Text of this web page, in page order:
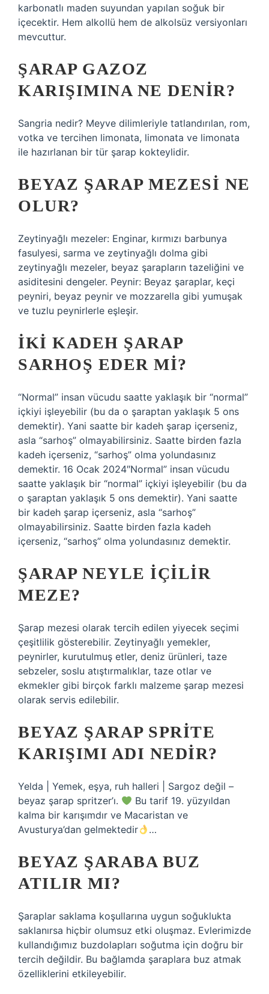
karbonatlı maden suyundan yapılan soğuk bir
içecektir. Hem alkollü hem de alkolsüz versiyonları
mevcuttur.
ŞARAP GAZOZ
KARIŞIMINA NE DENIR?
Sangria nedir? Meyve dilimleriyle tatlandırılan, rom,
votka ve tercihen limonata, limonata ve limonata
ile hazırlanan bir tür şarap kokteylidir.
BEYAZ ŞARAP MEZESI NE
OLUR?
Zeytinyağlı mezeler: Enginar, kırmızı barbunya
fasulyesi, sarma ve zeytinyağlı dolma gibi
zeytinyağlı mezeler, beyaz şarapların tazeliğini ve
asiditesini dengeler. Peynir: Beyaz şaraplar, keçi
peyniri, beyaz peynir ve mozzarella gibi yumuşak
ve tuzlu peynirlerle eşleşir.
İKI KADEH ŞARAP
SARHOŞ EDER MI?
“Normal” insan vücudu saatte yaklaşık bir “normal”
içkiyi işleyebilir (bu da o şaraptan yaklaşık 5 ons
demektir). Yani saatte bir kadeh şarap içerseniz,
asla “sarhoş” olmayabilirsiniz. Saatte birden fazla
kadeh içerseniz, “sarhoş” olma yolundasınız
demektir. 16 Ocak 2024″Normal” insan vücudu
saatte yaklaşık bir “normal” içkiyi işleyebilir (bu da
o şaraptan yaklaşık 5 ons demektir). Yani saatte
bir kadeh şarap içerseniz, asla “sarhoş”
olmayabilirsiniz. Saatte birden fazla kadeh
içerseniz, “sarhoş” olma yolundasınız demektir.
ŞARAP NEYLE IÇILIR
MEZE?
Şarap mezesi olarak tercih edilen yiyecek seçimi
çeşitlilik gösterebilir. Zeytinyağlı yemekler,
peynirler, kurutulmuş etler, deniz ürünleri, taze
sebzeler, soslu atıştırmalıklar, taze otlar ve
ekmekler gibi birçok farklı malzeme şarap mezesi
olarak servis edilebilir.
BEYAZ ŞARAP SPRITE
KARIŞIMI ADI NEDIR?
Yelda | Yemek, eşya, ruh halleri | Sargoz değil –
beyaz şarap spritzer’ı.
Bu tarif 19. yüzyıldan
kalma bir karışımdır ve Macaristan ve
Avusturya’dan gelmektedir
…
BEYAZ ŞARABA BUZ
ATILIR MI?
Şaraplar saklama koşullarına uygun soğuklukta
saklanırsa hiçbir olumsuz etki oluşmaz. Evlerimizde
kullandığımız buzdolapları soğutma için doğru bir
tercih değildir. Bu bağlamda şaraplara buz atmak
özelliklerini etkileyebilir.